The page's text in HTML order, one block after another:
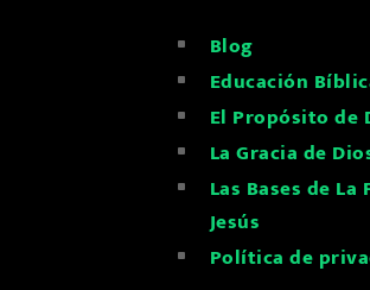
^ Blog
^ Educación
^ El Propósito de
^ La Gracia de
^
Las Bases de La
Jesús
^ Política de